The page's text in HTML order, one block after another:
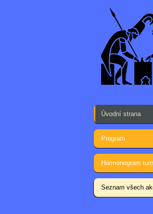
Úvodní strana
Program
Harmonogram
Seznam všech